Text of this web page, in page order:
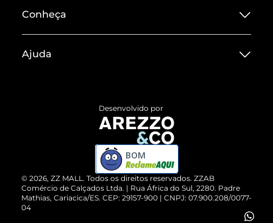
Conheça
Termos de Uso
ZZ MALL é confiável
Cartão Presente
Vendas Corporativas
Ajuda
Devolução do Produto
Compre pelo WhatsApp
© 2026, ZZ MALL. Todos os direitos reservados. ZZAB
Comércio de Calçados Ltda. | Rua África do Sul, 2280. Padre
Mathias, Cariacica/ES. CEP: 29157-900 | CNPJ: 07.900.208/0077-
04
Desenvolvido por
BOM